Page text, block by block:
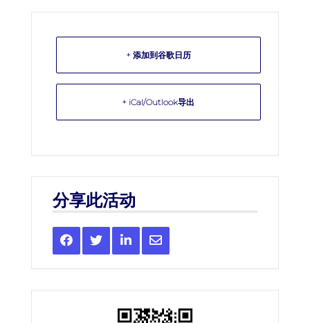
+ 添加到谷歌日历
+ iCal/Outlook导出
分享此活动
Share
this
Facebook
Share
this
Twitter
Share
this
LinkedIn
Share
this
Email